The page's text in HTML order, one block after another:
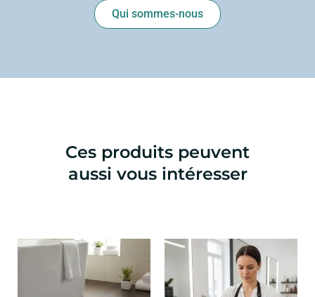
Qui sommes-nous
Ces produits peuvent
aussi vous intéresser
prix :
2,88 €
a
a